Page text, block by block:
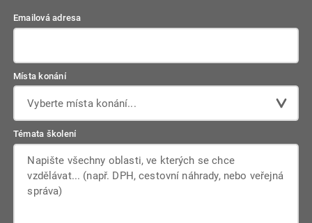
Emailová adresa
Místa konání
Vyberte místa konání...
Témata školení